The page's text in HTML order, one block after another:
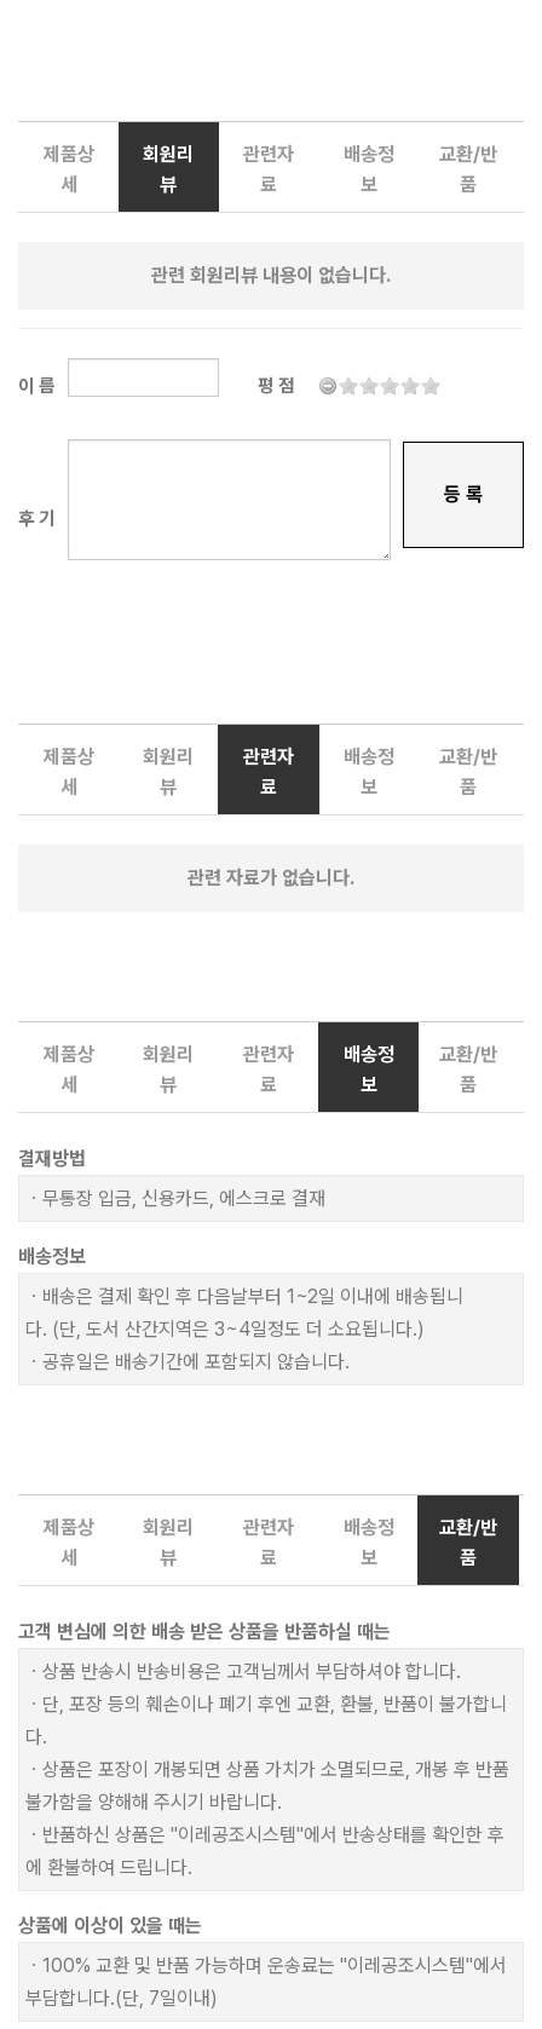
제품상
세
회원리
뷰
관련자
료
배송정
보
교환/반
품
관련 회원리뷰 내용이 없습니다.
이 름 평 점
후 기
등 록
제품상
세
회원리
뷰
관련자
료
배송정
보
교환/반
품
관련 자료가 없습니다.
제품상
세
회원리
뷰
관련자
료
배송정
보
교환/반
품
결재방법
ㆍ무통장 입금, 신용카드, 에스크로 결재
배송정보
ㆍ배송은 결제 확인 후 다음날부터 1~2일 이내에 배송됩니
다. (단, 도서 산간지역은 3~4일정도 더 소요됩니다.)
ㆍ공휴일은 배송기간에 포함되지 않습니다.
제품상
세
회원리
뷰
관련자
료
배송정
보
교환/반
품
고객 변심에 의한 배송 받은 상품을 반품하실 때는
ㆍ상품 반송시 반송비용은 고객님께서 부담하셔야 합니다.
ㆍ단, 포장 등의 훼손이나 폐기 후엔 교환, 환불, 반품이 불가합니
다.
ㆍ상품은 포장이 개봉되면 상품 가치가 소멸되므로, 개봉 후 반품
불가함을 양해해 주시기 바랍니다.
ㆍ반품하신 상품은 "이레공조시스템"에서 반송상태를 확인한 후
에 환불하여 드립니다.
상품에 이상이 있을 때는
ㆍ100% 교환 및 반품 가능하며 운송료는 "이레공조시스템"에서
부담합니다.(단, 7일이내)